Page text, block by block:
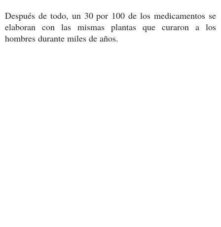
Después de todo, un 30 por 100 de los medicamentos se
elaboran con las mismas plantas que curaron a los
hombres durante miles de años.